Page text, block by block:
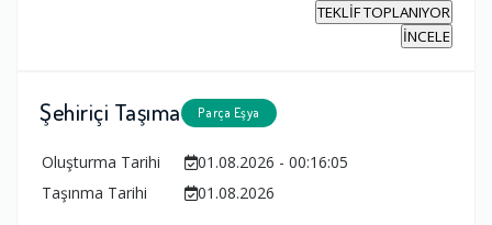
TEKLİF TOPLANIYOR
İNCELE
Şehiriçi Taşıma Parça Eşya
Oluşturma Tarihi
01.08.2026 - 00:16:05
Taşınma Tarihi
01.08.2026